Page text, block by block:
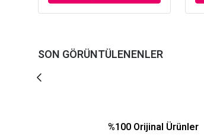
SON GÖRÜNTÜLENENLER
%100 Orijinal Ürünler